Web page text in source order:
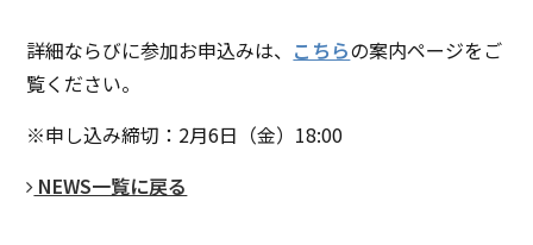
詳細ならびに参加お申込みは、 こちらの案内ページをご
覧ください。
※申し込み締切：2月6日（金）18:00
NEWS一覧に戻る